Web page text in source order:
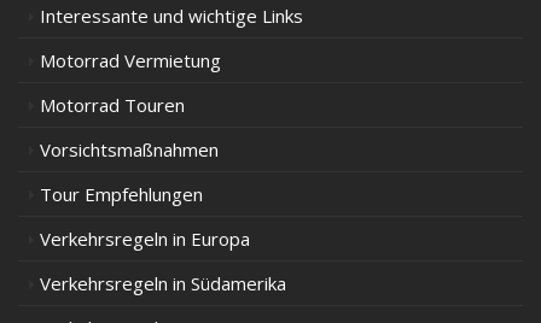
Interessante und wichtige Links
Motorrad Vermietung
Motorrad Touren
Vorsichtsmaßnahmen
Tour Empfehlungen
Verkehrsregeln in Europa
Verkehrsregeln in Südamerika